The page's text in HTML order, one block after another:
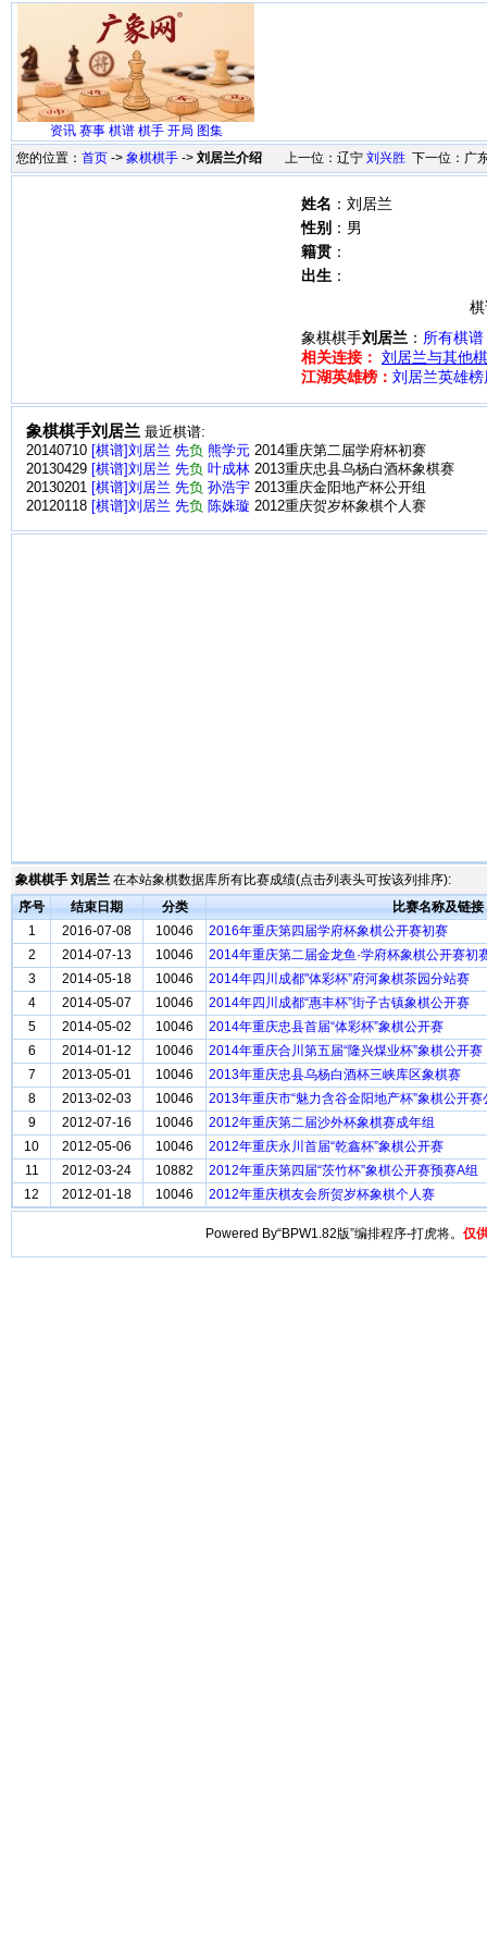
资讯 赛事 棋谱 棋手 开局 图集
您的位置： 首页 -> 象棋棋手 -> 刘居兰介绍 上一位：辽宁 刘兴胜 下一位：广
姓名 ：刘居兰
性别 ：男
籍贯 ：
出生 ：
象棋棋手刘居兰 ： 所有棋谱
相关连接： 刘居兰与其他
江湖英雄榜： 刘居兰英雄
象棋棋手刘居兰 最近棋谱:
20140710 [棋谱]刘居兰 先负 熊学元 2014重庆第二届学府杯初赛
20130429 [棋谱]刘居兰 先负 叶成林 2013重庆忠县乌杨白酒杯象棋赛
20130201 [棋谱]刘居兰 先负 孙浩宇 2013重庆金阳地产杯公开组
20120118 [棋谱]刘居兰 先负 陈姝璇 2012重庆贺岁杯象棋个人赛
象棋棋手 刘居兰 在本站象棋数据库所有比赛成绩(点击列表头可按该列排序):
序号
结束日期 分类
比赛名称及链接
1
2016-07-08 10046
2016年重庆第四届学府杯象棋公开赛初赛
2
2014-07-13 10046
2014年重庆第二届金龙鱼·学府杯象棋公开赛初
3
2014-05-18 10046
2014年四川成都"体彩杯”府河象棋茶园分站赛
4
2014-05-07 10046
2014年四川成都“惠丰杯”街子古镇象棋公开赛
5
2014-05-02 10046
2014年重庆忠县首届“体彩杯”象棋公开赛
6
2014-01-12 10046
2014年重庆合川第五届“隆兴煤业杯”象棋公开赛
7
2013-05-01 10046
2013年重庆忠县乌杨白酒杯三峡库区象棋赛
8
2013-02-03 10046
2013年重庆市“魅力含谷金阳地产杯”象棋公开赛
9
2012-07-16 10046
2012年重庆第二届沙外杯象棋赛成年组
10
2012-05-06 10046
2012年重庆永川首届“乾鑫杯”象棋公开赛
11
2012-03-24 10882
2012年重庆第四届“茨竹杯”象棋公开赛预赛A组
12
2012-01-18 10046 2012年重庆棋友会所贺岁杯象棋个人赛
Powered By“BPW1.82版”编排程序-打虎将。 仅